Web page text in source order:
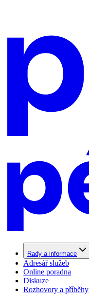
Rady a informace
Adresář služeb
Online poradna
Diskuze
Rozhovory a příběhy